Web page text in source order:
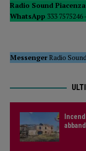
Radio Sound
WhatsApp 333 7575246
MessengerRadio